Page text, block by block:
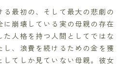
る最初の、そして最大の悲劇の
崩壊している実の母親の存在
た人格を持つ人間としてではな
し、浪費を続けるための金を獲
てしか見ていない母親。彼女